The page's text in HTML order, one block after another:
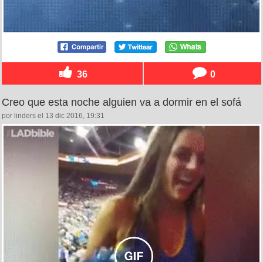
36 0
Creo que esta noche alguien va a dormir en el sofá
por linders el 13 dic 2016, 19:31